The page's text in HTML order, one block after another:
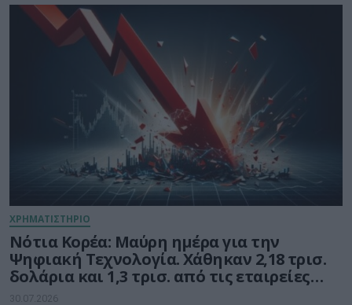
ΧΡΗΜΑΤΙΣΤΗΡΙΟ
Νότια Κορέα: Μαύρη ημέρα για την
Ψηφιακή Τεχνολογία. Χάθηκαν 2,18 τρισ.
δολάρια και 1,3 τρισ. από τις εταιρείες
ημιαγωγών
30.07.2026